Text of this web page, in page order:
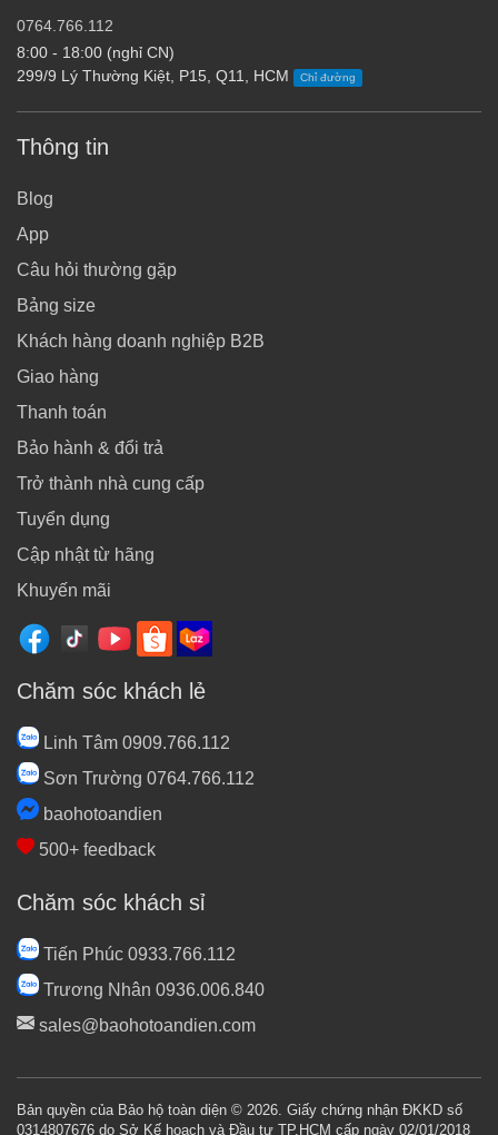
0764.766.112
8:00 - 18:00 (nghỉ CN)
299/9 Lý Thường Kiệt, P15, Q11, HCM
Chỉ đường
Thông tin
Blog
App
Câu hỏi thường gặp
Bảng size
Khách hàng doanh nghiệp B2B
Giao hàng
Thanh toán
Bảo hành & đổi trả
Trở thành nhà cung cấp
Tuyển dụng
Cập nhật từ hãng
Khuyến mãi
Chăm sóc khách lẻ
Linh Tâm 0909.766.112
Sơn Trường 0764.766.112
baohotoandien
500+ feedback
Chăm sóc khách sỉ
Tiến Phúc 0933.766.112
Trương Nhân 0936.006.840
sales@baohotoandien.com
Bản quyền của Bảo hộ toàn diện © 2026. Giấy chứng nhận ĐKKD số
0314807676 do Sở Kế hoạch và Đầu tư TP.HCM cấp ngày 02/01/2018